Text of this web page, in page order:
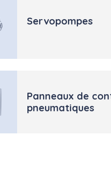
Servopompes
Panneaux de
pneumatiques